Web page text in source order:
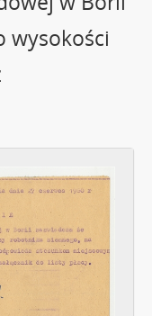
wysokości